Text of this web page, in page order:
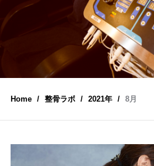
Home 整骨ラボ 2021年 8月